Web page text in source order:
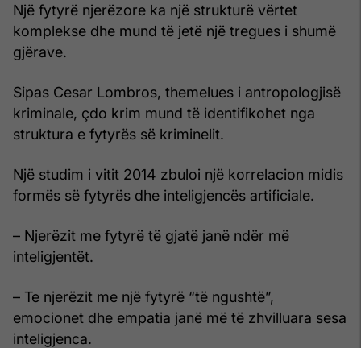
Një fytyrë njerëzore ka një strukturë vërtet
komplekse dhe mund të jetë një tregues i shumë
gjërave.
Sipas Cesar Lombros, themelues i antropologjisë
kriminale, çdo krim mund të identifikohet nga
struktura e fytyrës së kriminelit.
Një studim i vitit 2014 zbuloi një korrelacion midis
formës së fytyrës dhe inteligjencës artificiale.
– Njerëzit me fytyrë të gjatë janë ndër më
inteligjentët.
– Te njerëzit me një fytyrë “të ngushtë”,
emocionet dhe empatia janë më të zhvilluara sesa
inteligjenca.